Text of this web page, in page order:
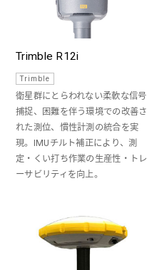
Trimble R12i
Trimble
衛星群にとらわれない柔軟な信号
捕捉、困難を伴う環境での改善さ
れた測位、慣性計測の統合を実
現。IMUチルト補正により、測
定・くい打ち作業の生産性・トレ
ーサビリティを向上。